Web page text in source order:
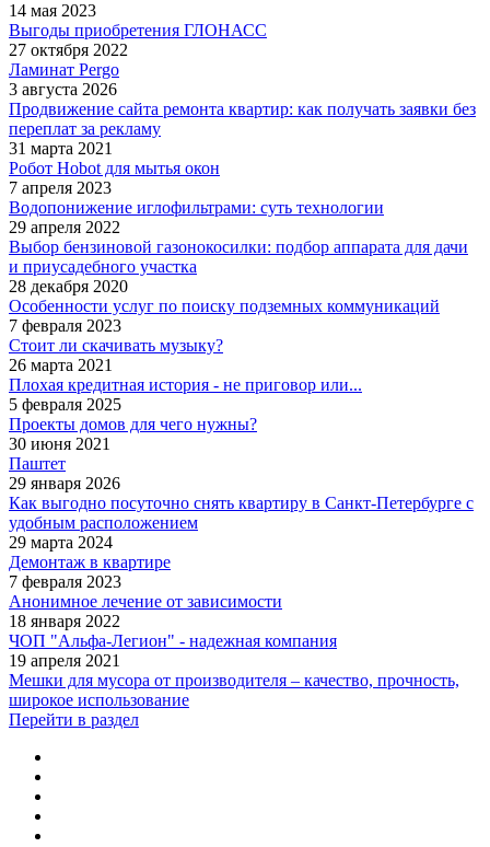
14 мая 2023
Выгоды приобретения ГЛОНАСС
27 октября 2022
Ламинат Pergo
3 августа 2026
Продвижение сайта ремонта квартир: как получать заявки без
переплат за рекламу
31 марта 2021
Робот Hobot для мытья окон
7 апреля 2023
Водопонижение иглофильтрами: суть технологии
29 апреля 2022
Выбор бензиновой газонокосилки: подбор аппарата для дачи
и приусадебного участка
28 декабря 2020
Особенности услуг по поиску подземных коммуникаций
7 февраля 2023
Стоит ли скачивать музыку?
26 марта 2021
Плохая кредитная история - не приговор или...
5 февраля 2025
Проекты домов для чего нужны?
30 июня 2021
Паштет
29 января 2026
Как выгодно посуточно снять квартиру в Санкт-Петербурге с
удобным расположением
29 марта 2024
Демонтаж в квартире
7 февраля 2023
Анонимное лечение от зависимости
18 января 2022
ЧОП "Альфа-Легион" - надежная компания
19 апреля 2021
Мешки для мусора от производителя – качество, прочность,
широкое использование
Перейти в раздел